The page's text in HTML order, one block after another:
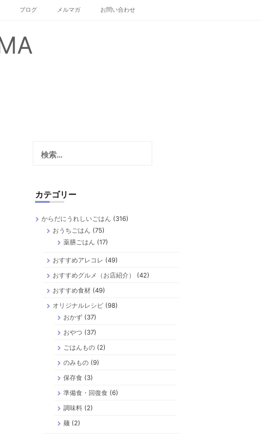
ブログ メルマガ お問い合わせ
索:
カテゴリー
からだにうれしいごはん (316)
おうちごはん (75)
薬膳ごはん (17)
おすすめアレコレ (49)
おすすめグルメ（お店紹介）
(42)
おすすめ食材(49)
オリジナルレシピ(98)
おかず(37)
おやつ (37)
ごはんもの(2)
のみもの(9)
保存食 (3)
準備食・回復食 (6)
調味料(2)
麺 (2)